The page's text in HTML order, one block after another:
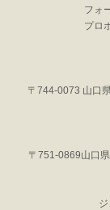
フォ
プロ
〒744-0073 山口
〒751-0869山口